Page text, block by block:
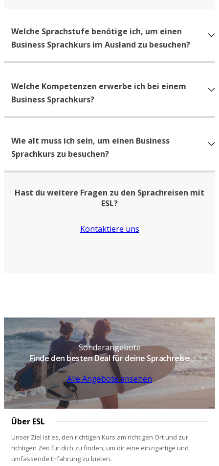
Welche Sprachstufe benötige ich, um einen
Business Sprachkurs im Ausland zu besuchen?
Welche Kompetenzen erwerbe ich bei einem
Business Sprachkurs?
Wie alt muss ich sein, um einen Business
Sprachkurs zu besuchen?
Hast du weitere Fragen zu den Sprachreisen mit
ESL?
Kontaktiere uns
Sonderangebote
Finde den besten Deal für deine Sprachreise
Alle Angebote ansehen
Über ESL
Unser Ziel ist es, den richtigen Kurs am richtigen Ort und zur
richtigen Zeit für dich zu finden, um dir eine einzigartige und
umfassende Erfahrung zu bieten.